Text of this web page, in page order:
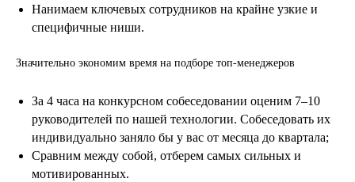
Нанимаем ключевых сотрудников на крайне узкие и
специфичные ниши.
Значительно экономим время на подборе топ-менеджеров
За 4 часа на конкурсном собеседовании оценим 7–10
руководителей по нашей технологии. Собеседовать их
индивидуально заняло бы у вас от месяца до квартала;
Сравним между собой, отберем самых сильных и
мотивированных.